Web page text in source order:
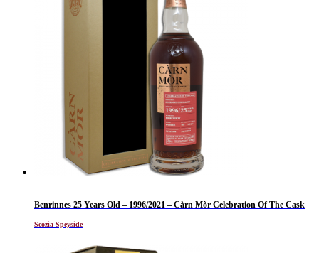
Benrinnes 25 Years Old – 1996/2021 – Càrn Mòr Celebration Of The Cask
Scozia Speyside